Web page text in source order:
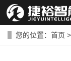
您的位置： 首页 >